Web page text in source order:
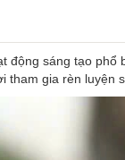
động sáng tạo
tham gia rèn luyện